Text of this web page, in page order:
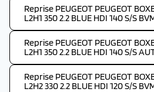
Reprise PEUGEOT PEUGEOT
L2H1 350 2.2 BLUE HDI 140 S/S
Reprise PEUGEOT PEUGEOT
L2H1 350 2.2 BLUE HDI 140 S/S
Reprise PEUGEOT PEUGEOT
L2H2 330 2.2 BLUE HDI 120 S/S